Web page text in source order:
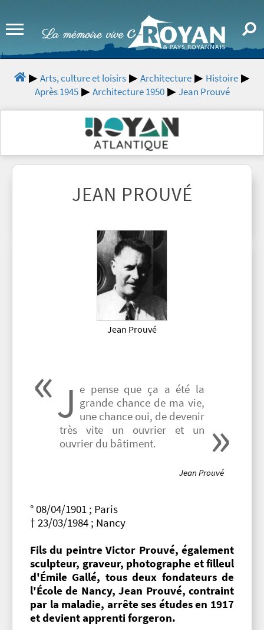
Arts, culture et loisirs Architecture
Histoire
Après 1945
Architecture 1950 Jean Prouvé
JEAN PROUVÉ
Jean Prouvé
J e pense que ça a été la
grande chance de ma vie,
une chance oui, de devenir
très vite un ouvrier et un
ouvrier du bâtiment.
Jean Prouvé
° 08/04/1901 ; Paris
† 23/03/1984 ; Nancy
Fils du peintre Victor Prouvé, également
sculpteur, graveur, photographe et filleul
d'Émile Gallé, tous deux fondateurs de
l'École de Nancy, Jean Prouvé, contraint
par la maladie, arrête ses études en 1917
et devient apprenti forgeron.